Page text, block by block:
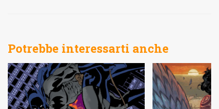
Potrebbe interessarti anche